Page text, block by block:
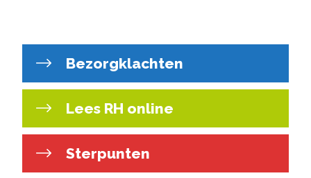
Bezorgklachten
Lees RH online
Sterpunten